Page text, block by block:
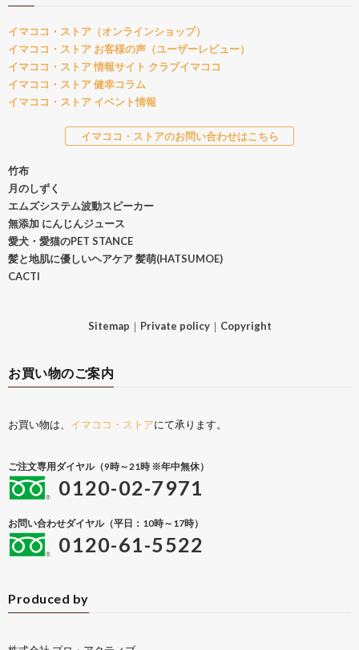
イマココ・ストア（オンラインショップ）
イマココ・ストア お客様の声（ユーザーレビュー）
イマココ・ストア 情報サイト クラブイマココ
イマココ・ストア 健幸コラム
イマココ・ストア イベント情報
イマココ・ストアのお問い合わせはこちら
竹布
月のしずく
エムズシステム波動スピーカー
無添加 にんじんジュース
愛犬・愛猫のPET STANCE
髪と地肌に優しいヘアケア 髪萌(HATSUMOE)
CACTI
Sitemap ｜ Private policy｜ Copyright
お買い物のご案内
お買い物は、 イマココ・ストアにて承ります。
ご注文専用ダイヤル（9時～21時 ※年中無休）
0120-02-7971
お問い合わせダイヤル（平日：10時～17時）
0120-61-5522
Produced by